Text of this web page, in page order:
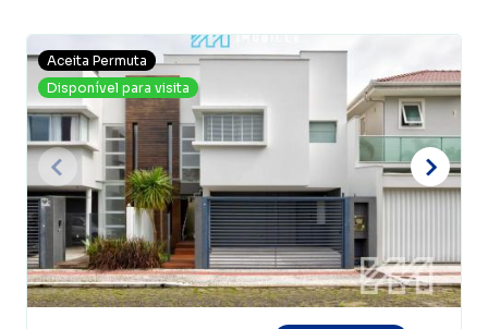
Aceita Permuta
Disponível para visita